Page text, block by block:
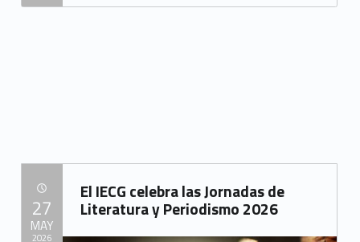
El IECG celebra las Jornadas de
Literatura y Periodismo 2026
POSTED ON:27
MAY
2026